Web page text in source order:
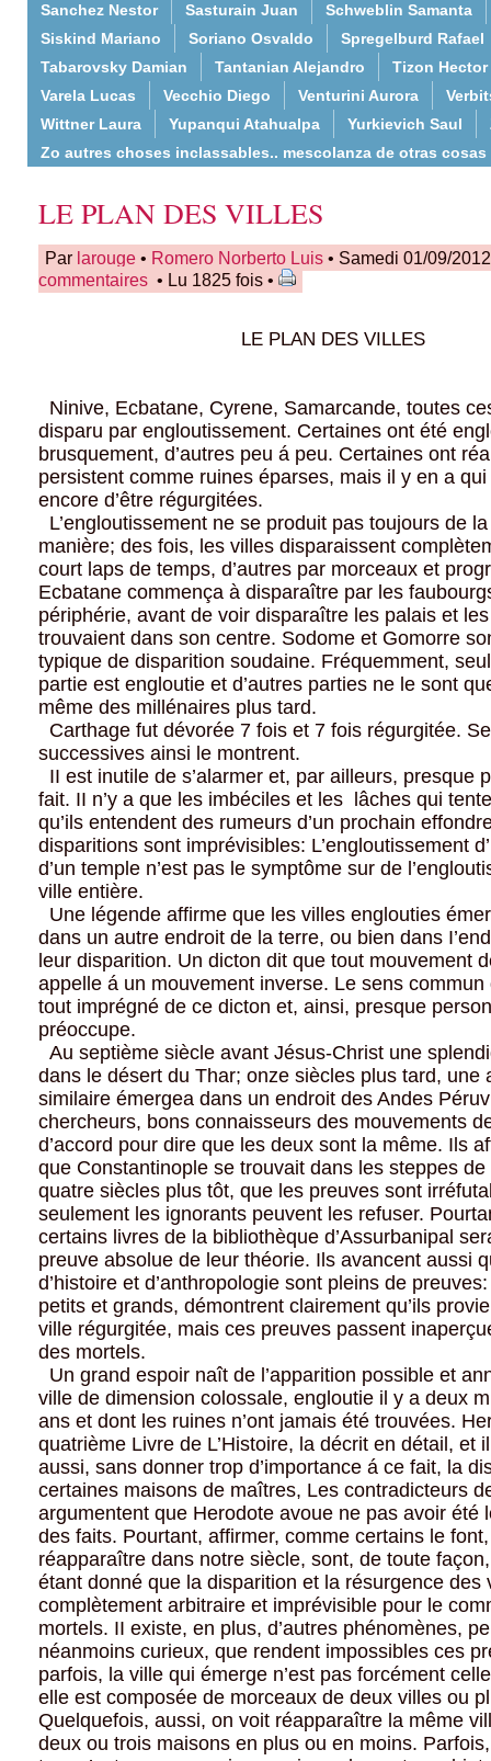
Sanchez Nestor
Sasturain Juan
Schweblin Samanta
Siskind Mariano
Soriano Osvaldo
Spregelburd Rafael
Tabarovsky Damian
Tantanian Alejandro
Tizon Hector
Varela Lucas
Vecchio Diego Venturini Aurora
Wittner Laura
Yupanqui Atahualpa Yurkievich Saul
Zo autres choses inclassables.. mescolanza de otras cosas
LE PLAN DES VILLES
Par larouge • Romero Norberto Luis • Samedi 01/09/
commentaires • Lu 1825 fois •
LE PLAN DES VILLES
Ninive, Ecbatane, Cyrene, Samarcande, toutes
disparu par engloutissement. Certaines ont été
brusquement, d’autres peu á peu. Certaines ont
persistent comme ruines éparses, mais il y en a
encore d’être régurgitées.
L’engloutissement ne se produit pas toujours de
manière; des fois, les villes disparaissent
court laps de temps, d’autres par morceaux et
Ecbatane commença à disparaître par les
périphérie, avant de voir disparaître les palais et
trouvaient dans son centre. Sodome et Gomorre
typique de disparition soudaine. Fréquemment,
partie est engloutie et d’autres parties ne le sont
même des millénaires plus tard.
Carthage fut dévorée 7 fois et 7 fois régurgitée.
successives ainsi le montrent.
II est inutile de s’alarmer et, par ailleurs, presque
fait. II n’y a que les imbéciles et les lâches qui
qu’ils entendent des rumeurs d’un prochain
disparitions sont imprévisibles: L’engloutissement
d’un temple n’est pas le symptôme sur de
ville entière.
Une légende affirme que les villes englouties
dans un autre endroit de la terre, ou bien dans
leur disparition. Un dicton dit que tout mouvement
appelle á un mouvement inverse. Le sens commun
tout imprégné de ce dicton et, ainsi, presque
préoccupe.
Au septième siècle avant Jésus-Christ une
dans le désert du Thar; onze siècles plus tard, une
similaire émergea dans un endroit des Andes
chercheurs, bons connaisseurs des mouvements
d’accord pour dire que les deux sont la même. Ils
que Constantinople se trouvait dans les steppes de
quatre siècles plus tôt, que les preuves sont
seulement les ignorants peuvent les refuser.
certains livres de la bibliothèque d’Assurbanipal
preuve absolue de leur théorie. Ils avancent aussi
d’histoire et d’anthropologie sont pleins de
petits et grands, démontrent clairement qu’ils
ville régurgitée, mais ces preuves passent
des mortels.
Un grand espoir naît de l’apparition possible et
ville de dimension colossale, engloutie il y a deux
ans et dont les ruines n’ont jamais été trouvées.
quatrième Livre de L’Histoire, la décrit en détail, et
aussi, sans donner trop d’importance á ce fait, la
certaines maisons de maîtres, Les contradicteurs
argumentent que Herodote avoue ne pas avoir été
des faits. Pourtant, affirmer, comme certains le
réapparaître dans notre siècle, sont, de toute
étant donné que la disparition et la résurgence des
complètement arbitraire et imprévisible pour le
mortels. II existe, en plus, d’autres phénomènes,
néanmoins curieux, que rendent impossibles ces
parfois, la ville qui émerge n’est pas forcément
elle est composée de morceaux de deux villes ou
Quelquefois, aussi, on voit réapparaître la même
deux ou trois maisons en plus ou en moins.